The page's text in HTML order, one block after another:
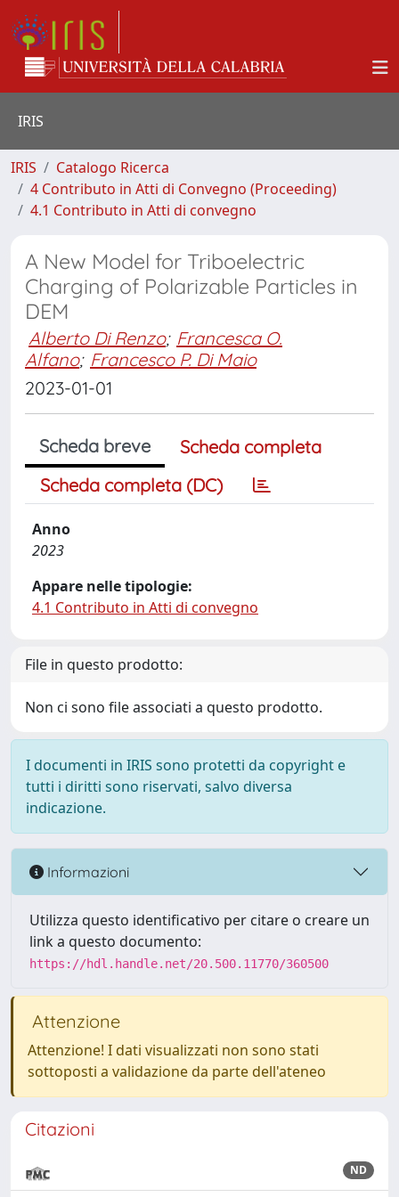
IRIS
IRIS
Catalogo Ricerca
4 Contributo in Atti di Convegno (Proceeding)
4.1 Contributo in Atti di convegno
A New Model for Triboelectric
Charging of Polarizable Particles in
DEM
Alberto Di Renzo; Francesca O.
Alfano; Francesco P. Di Maio
2023-01-01
Scheda breve
Scheda completa
Scheda completa (DC)
Anno
2023
Appare nelle tipologie:
4.1 Contributo in Atti di convegno
File in questo prodotto:
Non ci sono file associati a questo prodotto.
I documenti in IRIS sono protetti da copyright e
tutti i diritti sono riservati, salvo diversa
indicazione.
Informazioni
Utilizza questo identificativo per citare o creare un
link a questo documento:
https://hdl.handle.net/20.500.11770/360500
Attenzione
Attenzione! I dati visualizzati non sono stati
sottoposti a validazione da parte dell'ateneo
Citazioni
ND